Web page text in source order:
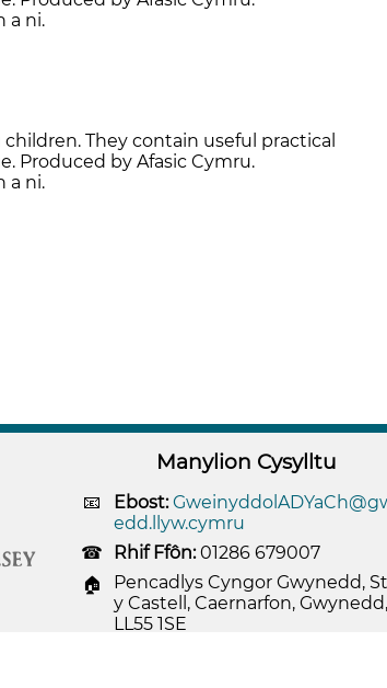
a ni.
They contain useful practical
Produced by Afasic Cymru.
a ni.
Manylion Cysylltu
Ebost:
edd.llyw.cymru
Rhif Ffôn:01286 679007
Pencadlys Cyngor Gwynedd,
y Castell, Caernarfon, Gwynedd,
LL55 1SE